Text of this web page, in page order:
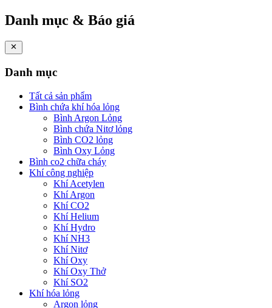
Danh mục & Báo giá
Danh mục
Tất cả sản phẩm
Bình chứa khí hóa lỏng
Bình Argon Lỏng
Bình chứa Nitơ lỏng
Bình CO2 lỏng
Bình Oxy Lỏng
Bình co2 chữa cháy
Khí công nghiệp
Khí Acetylen
Khí Argon
Khí CO2
Khí Helium
Khí Hydro
Khí NH3
Khí Nitơ
Khí Oxy
Khí Oxy Thở
Khí SO2
Khí hóa lỏng
Argon lỏng